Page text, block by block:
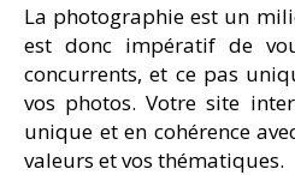
La photographie est un
est donc impératif de
concurrents, et ce pas
vos photos. Votre site
unique et en cohérence
valeurs et vos thématiques.